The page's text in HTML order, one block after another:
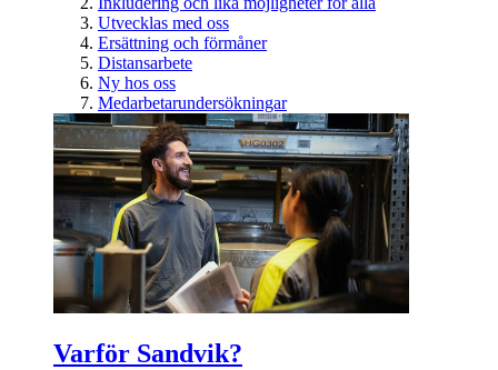
Utvecklas med oss
Ersättning och förmåner
Distansarbete
Ny hos oss
Medarbetarundersökningar
Varför Sandvik?